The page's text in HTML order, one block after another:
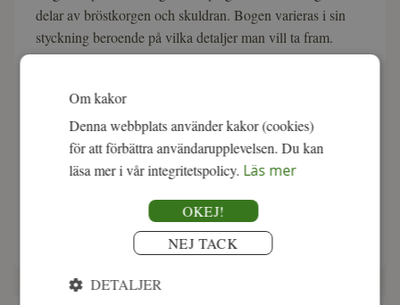
delar av bröstkorgen och skuldran. Bogen varieras i sin
styckning beroende på vilka detaljer man vill ta fram.
Om kakor
Denna webbplats använder kakor (cookies)
för att förbättra användarupplevelsen. Du kan
läsa mer i vår integritetspolicy. Läs mer
OKEJ!
NEJ TACK
DETALJER